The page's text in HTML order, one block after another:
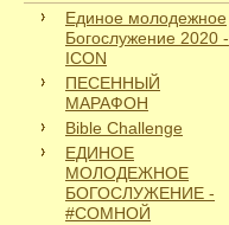
Единое молодежное
Богослужение 2020 -
ICON
ПЕСЕННЫЙ
МАРАФОН
Bible Challenge
ЕДИНОЕ
МОЛОДЕЖНОЕ
БОГОСЛУЖЕНИЕ -
#СОМНОЙ